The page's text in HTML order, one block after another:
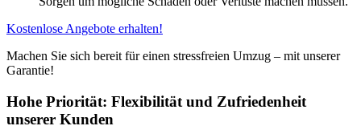
Kostenlose Angebote erhalten!
Machen Sie sich bereit für einen stressfreien Umzug – mit unserer
Garantie!
Hohe Priorität: Flexibilität und Zufriedenheit
unserer Kunden